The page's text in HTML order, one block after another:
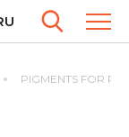
PIGMENTS FOR